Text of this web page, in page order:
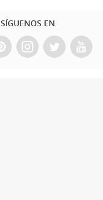
SÍGUENOS EN